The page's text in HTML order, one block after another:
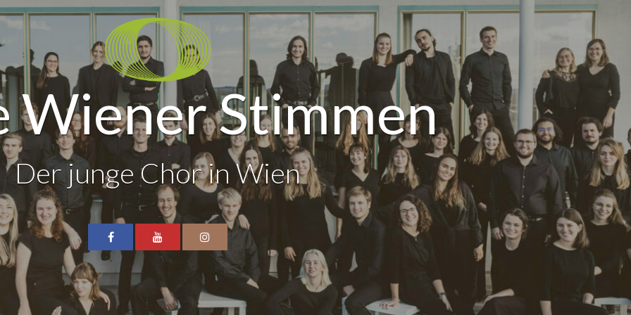
Wiener Stimmen
Der junge Chor in Wien